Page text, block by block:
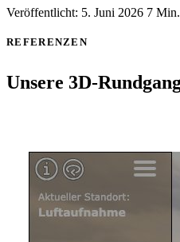
Veröffentlicht: 5. Juni 2026 7
REFERENZEN
Unsere 3D-